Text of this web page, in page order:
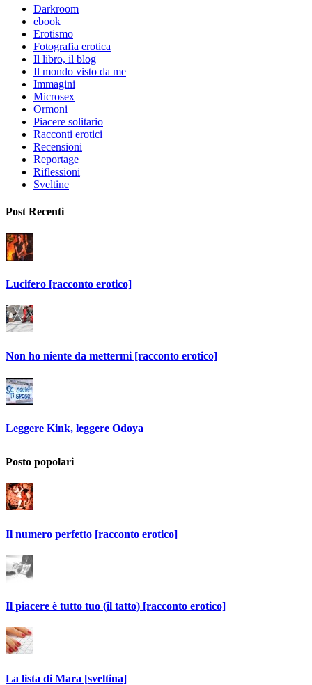
Darkroom
ebook
Erotismo
Fotografia erotica
Il libro, il blog
Il mondo visto da me
Immagini
Microsex
Ormoni
Piacere solitario
Racconti erotici
Recensioni
Reportage
Riflessioni
Sveltine
Post Recenti
Lucifero [racconto erotico]
Non ho niente da mettermi [racconto erotico]
Leggere Kink, leggere Odoya
Posto popolari
Il numero perfetto [racconto erotico]
Il piacere è tutto tuo (il tatto) [racconto erotico]
La lista di Mara [sveltina]